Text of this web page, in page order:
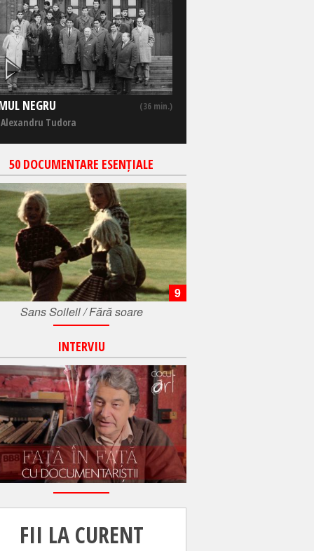
NEGRU (36 min.)
Tudora
50 DOCUMENTARE ESENȚIALE
Sans Soileil / Fără soare
9
INTERVIU
FII LA CURENT